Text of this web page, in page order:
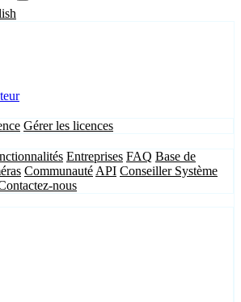
Gérer les licences
Entreprises FAQ Base de
Communauté API Conseiller Système
nous